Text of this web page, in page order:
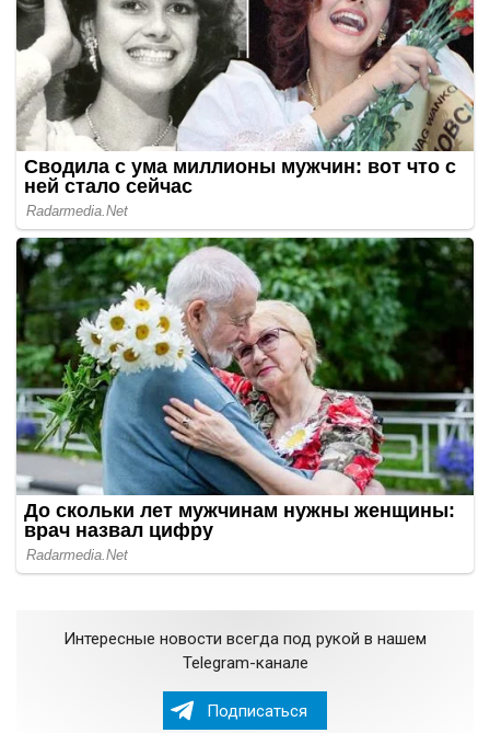
Интересные новости всегда под рукой в нашем
Telegram-канале
Подписаться